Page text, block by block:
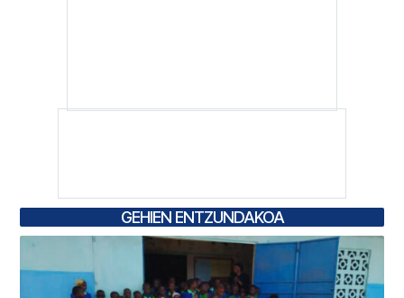
GEHIEN ENTZUNDAKOA